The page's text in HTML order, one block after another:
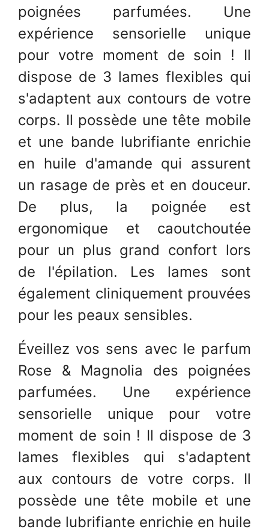
poignées parfumées. Une
expérience sensorielle unique
pour votre moment de soin ! Il
dispose de 3 lames flexibles qui
s'adaptent aux contours de votre
corps. Il possède une tête mobile
et une bande lubrifiante enrichie
en huile d'amande qui assurent
un rasage de près et en douceur.
De plus, la poignée est
ergonomique et caoutchoutée
pour un plus grand confort lors
de l'épilation. Les lames sont
également cliniquement prouvées
pour les peaux sensibles.
Éveillez vos sens avec le parfum
Rose & Magnolia des poignées
parfumées. Une expérience
sensorielle unique pour votre
moment de soin ! Il dispose de 3
lames flexibles qui s'adaptent
aux contours de votre corps. Il
possède une tête mobile et une
bande lubrifiante enrichie en huile